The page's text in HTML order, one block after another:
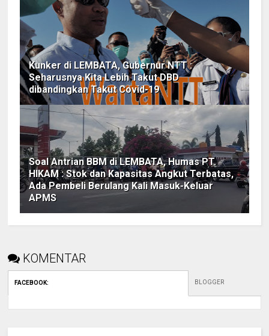
Kunker di LEMBATA, Gubernur NTT :
Seharusnya Kita Lebih Takut DBD
dibandingkan Takut Covid-19
Soal Antrian BBM di LEMBATA, Humas PT.
HIKAM : Stok dan Kapasitas Angkut Terbatas,
Ada Pembeli Berulang Kali Masuk-Keluar
APMS
KOMENTAR
FACEBOOK: BLOGGER